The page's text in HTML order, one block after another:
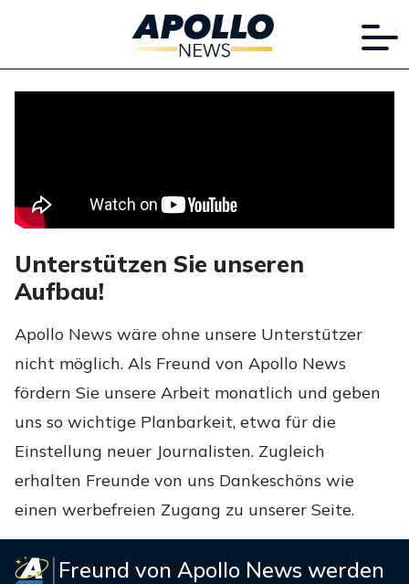
Unterstützen Sie unseren
Aufbau!
Apollo News wäre ohne unsere Unterstützer
nicht möglich. Als Freund von Apollo News
fördern Sie unsere Arbeit monatlich und geben
uns so wichtige Planbarkeit, etwa für die
Einstellung neuer Journalisten. Zugleich
erhalten Freunde von uns Dankeschöns wie
einen werbefreien Zugang zu unserer Seite.
Freund von Apollo News werden